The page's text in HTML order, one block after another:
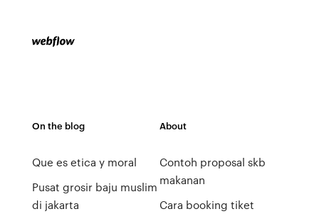
On the blog
Que es etica y moral
Pusat grosir baju muslim
di jakarta
About
Contoh proposal skb
makanan
Cara booking tiket